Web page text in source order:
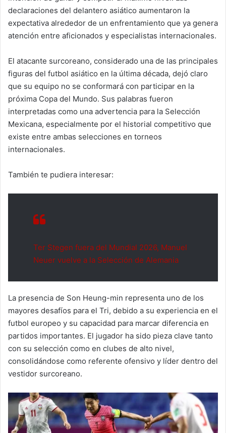
declaraciones del delantero asiático aumentaron la
expectativa alrededor de un enfrentamiento que ya genera
atención entre aficionados y especialistas internacionales.
El atacante surcoreano, considerado una de las principales
figuras del futbol asiático en la última década, dejó claro
que su equipo no se conformará con participar en la
próxima Copa del Mundo. Sus palabras fueron
interpretadas como una advertencia para la Selección
Mexicana, especialmente por el historial competitivo que
existe entre ambas selecciones en torneos
internacionales.
También te pudiera interesar:
Ter Stegen fuera del Mundial 2026, Manuel
Neuer vuelve a la Selección de Alemania
La presencia de Son Heung-min representa uno de los
mayores desafíos para el Tri, debido a su experiencia en el
futbol europeo y su capacidad para marcar diferencia en
partidos importantes. El jugador ha sido pieza clave tanto
con su selección como en clubes de alto nivel,
consolidándose como referente ofensivo y líder dentro del
vestidor surcoreano.